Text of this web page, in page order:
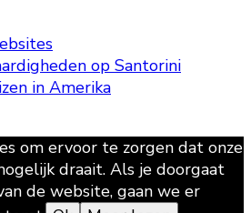
op Santorini
in Amerika
om ervoor te zorgen dat onze
draait. Als je doorgaat
de website, gaan we er